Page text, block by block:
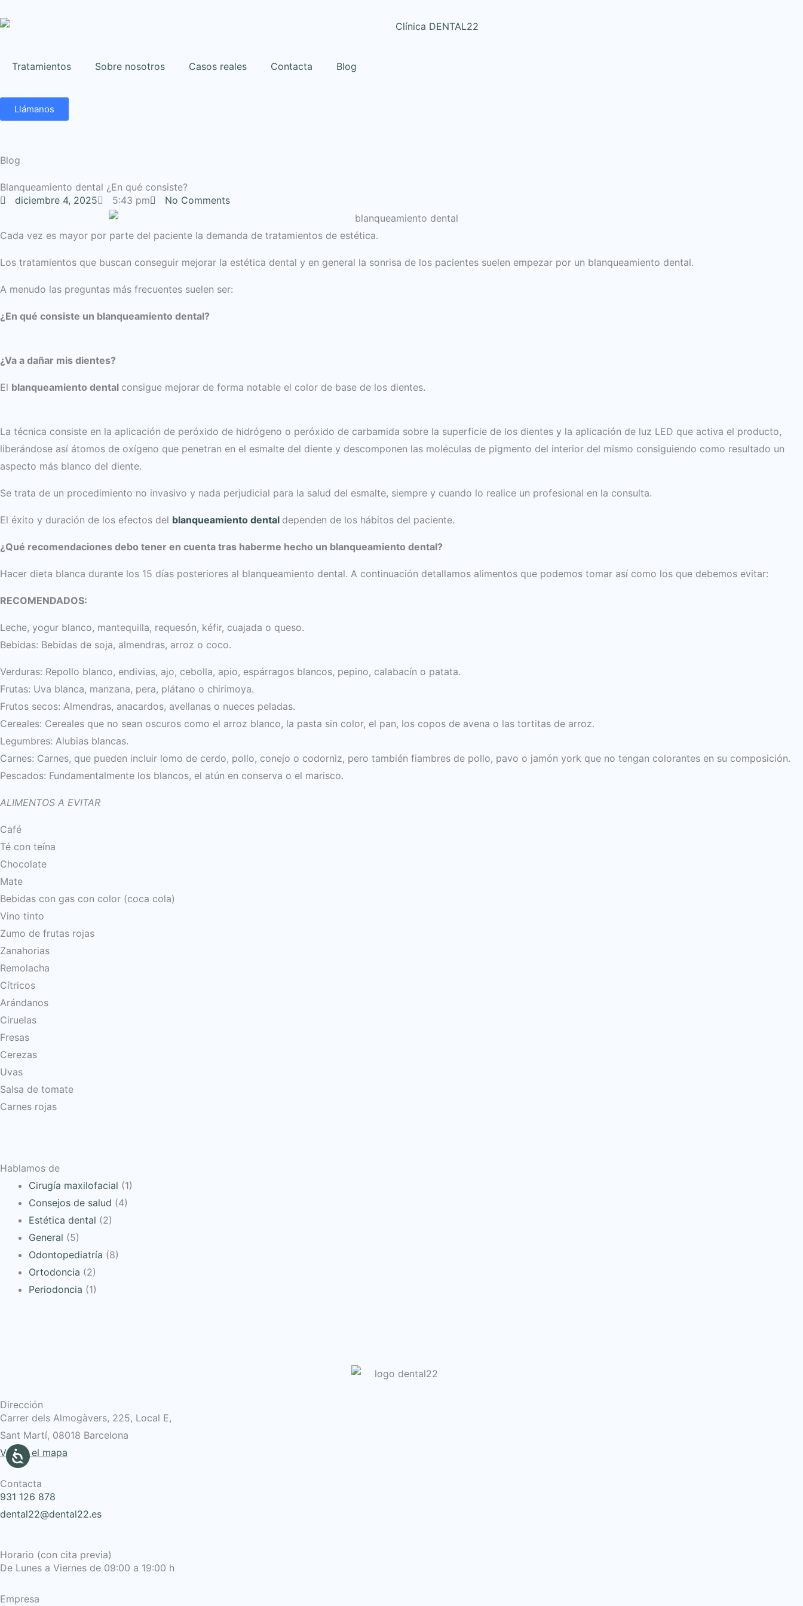
al
Tratamientos Sobre nosotros Casos reales Contacta Blog
Llámanos
Blog
Blanqueamiento dental ¿En qué consiste?
diciembre 4, 2025
5:43 pm No Comments
Cada vez es mayor por parte del paciente la demanda de tratamientos de estética.
Los tratamientos que buscan conseguir mejorar la estética dental y en general la sonrisa de los pacientes suelen empezar por un blanqueamiento dental.
A menudo las preguntas más frecuentes suelen ser:
¿En qué consiste un blanqueamiento dental?
¿Va a dañar mis dientes?
El blanqueamiento dental consigue mejorar de forma notable el color de base de los dientes.
La técnica consiste en la aplicación de peróxido de hidrógeno o peróxido de carbamida sobre la superficie de los dientes y la aplicación de luz LED que activa el producto,
liberándose así átomos de oxígeno que penetran en el esmalte del diente y descomponen las moléculas de pigmento del interior del mismo consiguiendo como resultado un
aspecto más blanco del diente.
Se trata de un procedimiento no invasivo y nada perjudicial para la salud del esmalte, siempre y cuando lo realice un profesional en la consulta.
El éxito y duración de los efectos del blanqueamiento dental dependen de los hábitos del paciente.
¿Qué recomendaciones debo tener en cuenta tras haberme hecho un blanqueamiento dental?
Hacer dieta blanca durante los 15 días posteriores al blanqueamiento dental. A continuación detallamos alimentos que podemos tomar así como los que debemos evitar:
RECOMENDADOS:
Leche, yogur blanco, mantequilla, requesón, kéfir, cuajada o queso.
Bebidas: Bebidas de soja, almendras, arroz o coco.
Verduras: Repollo blanco, endivias, ajo, cebolla, apio, espárragos blancos, pepino, calabacín o patata.
Frutas: Uva blanca, manzana, pera, plátano o chirimoya.
Frutos secos: Almendras, anacardos, avellanas o nueces peladas.
Cereales: Cereales que no sean oscuros como el arroz blanco, la pasta sin color, el pan, los copos de avena o las tortitas de arroz.
Legumbres: Alubias blancas.
Carnes: Carnes, que pueden incluir lomo de cerdo, pollo, conejo o codorniz, pero también fiambres de pollo, pavo o jamón york que no tengan colorantes en su composición.
Pescados: Fundamentalmente los blancos, el atún en conserva o el marisco.
ALIMENTOS A EVITAR
Café
Té con teína
Chocolate
Mate
Bebidas con gas con color (coca cola)
Vino tinto
Zumo de frutas rojas
Zanahorias
Remolacha
Cítricos
Arándanos
Ciruelas
Fresas
Cerezas
Uvas
Salsa de tomate
Carnes rojas
Hablamos de
Cirugía maxilofacial (1)
Consejos de salud (4)
Estética dental (2)
General (5)
Odontopediatría (8)
Ortodoncia (2)
Periodoncia (1)
Dirección
Carrer dels Almogàvers, 225, Local E,
Sant Martí, 08018 Barcelona
Ver en el mapa
Contacta
931 126 878
dental22@dental22.es
Horario (con cita previa)
De Lunes a Viernes de 09:00 a 19:00 h
Empresa